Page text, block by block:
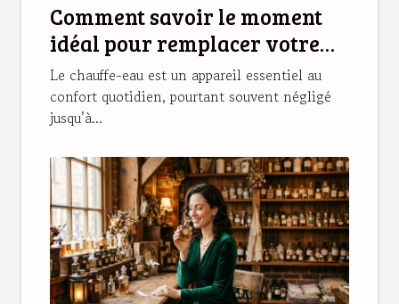
Comment savoir le moment
idéal pour remplacer votre
chauffe-eau ?
Le chauffe-eau est un appareil essentiel au
confort quotidien, pourtant souvent négligé
jusqu’à...